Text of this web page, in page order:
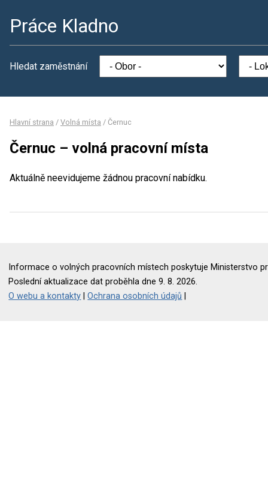
Práce Kladno
Hledat zaměstnání
Hlavní strana / Volná místa / Černuc
Černuc – volná pracovní místa
Aktuálně neevidujeme žádnou pracovní nabídku.
Informace o volných pracovních místech poskytuje Ministerstvo
Poslední aktualizace dat proběhla dne 9. 8. 2026.
O webu a kontakty |Ochrana osobních údajů